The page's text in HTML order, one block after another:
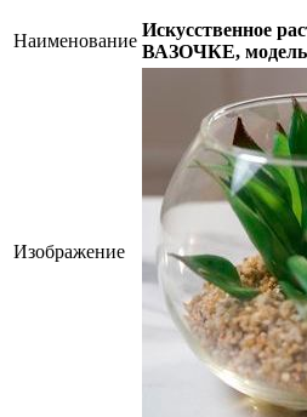
Наименование
Искусственное
ВАЗОЧКЕ, модель
Изображение